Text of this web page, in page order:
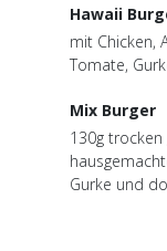
Hawaii
mit Chicken,
Tomate,
Mix Burger
130g trocken
Gurke und